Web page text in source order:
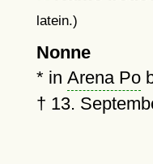
latein.)
Nonne
* in Arena Po
† 13.